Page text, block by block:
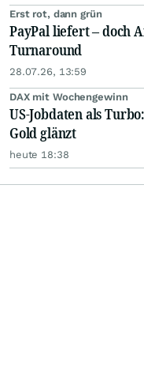
Erst rot, dann grün
PayPal liefert – doch
Turnaround
28.07.26, 13:59
DAX mit Wochengewinn
US-Jobdaten als
Gold glänzt
heute 18:38